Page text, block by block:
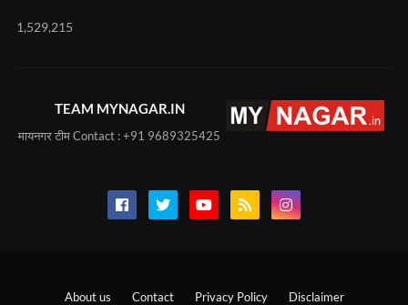
1,529,215
TEAM MYNAGAR.IN
मायनगर टीम Contact : +91 9689325425
About us Contact Privacy Policy Disclaimer